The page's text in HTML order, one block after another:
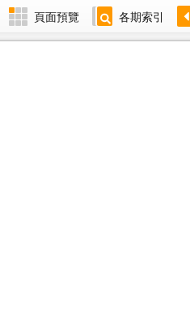
頁面預覽 各期索引